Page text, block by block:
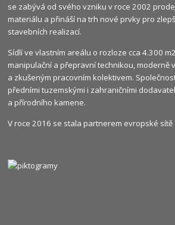
se zabývá od svého vzniku v roce 2002
materiálu a přináší na trh nové prvky pro
stavebních realizací.
Sídlí ve vlastním areálu o rozloze cca 4.300
manipulační a přepravní technikou, moderně
a zkušeným pracovním kolektivem.
předními tuzemskými i zahraničními
a přírodního kamene.
V roce 2016 se stala partnerem evropské